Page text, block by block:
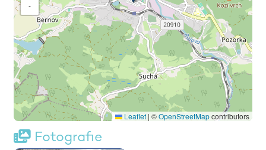
-
Leaflet | ©OpenStreetMapcontributors
Fotografie